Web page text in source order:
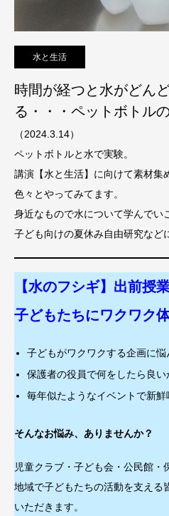
水と生活
時間が経つと水がどん
る・・・ペットボトル
（2024.3.14）
ペットボトルと水で実験。
講演【水と生活】に向けて素材集
色々とやってみてます。
身近なもので水について学んでい
子ども向けの夏休み自由研究など
【水のフシギ】出前授
子どもたちにワクワク
子どもがワクワクする企画に悩
保護者の役員で何をしたら良
毎年似たようなイベントで新鮮
そんなお悩み、ありませんか？
児童クラブ・子ども会・公民館・
地域で子どもたちの活動を支える
いただきます。